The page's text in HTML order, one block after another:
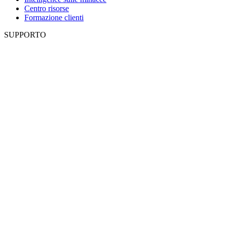
Centro risorse
Formazione clienti
SUPPORTO